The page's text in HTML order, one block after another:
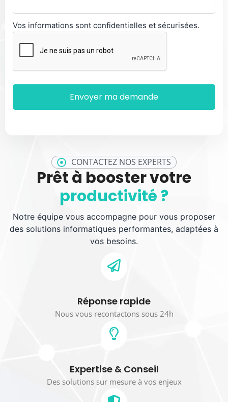
CONTACTEZ NOS EXPERTS
Prêt à booster votre
productivité ?
Notre équipe vous accompagne pour vous proposer
des solutions informatiques performantes, adaptées à
vos besoins.
Réponse rapide
Nous vous recontactons sous 24h
Expertise & Conseil
Des solutions sur mesure à vos enjeux
Vos informations sont confidentielles et sécurisées.